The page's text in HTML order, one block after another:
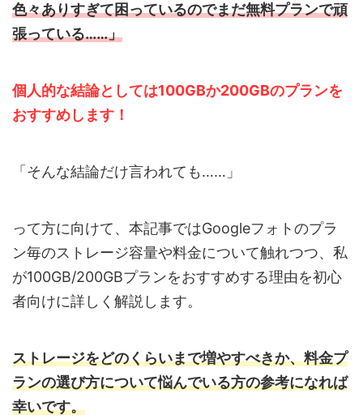
色々ありすぎて困っているのでまだ無料プランで頑
張っている……」
個人的な結論としては100GBか200GBのプランを
おすすめします！
「そんな結論だけ言われても……」
って方に向けて、本記事ではGoogleフォトのプラ
ン毎のストレージ容量や料金について触れつつ、私
が100GB/200GBプランをおすすめする理由を初心
者向けに詳しく解説します。
ストレージをどのくらいまで増やすべきか、料金プ
ランの選び方について悩んでいる方の参考になれば
幸いです。